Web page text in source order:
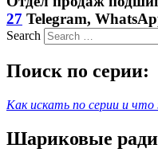
27 Telegram,
Search
Поиск по серии:
Как искать по серии и
Шариковые